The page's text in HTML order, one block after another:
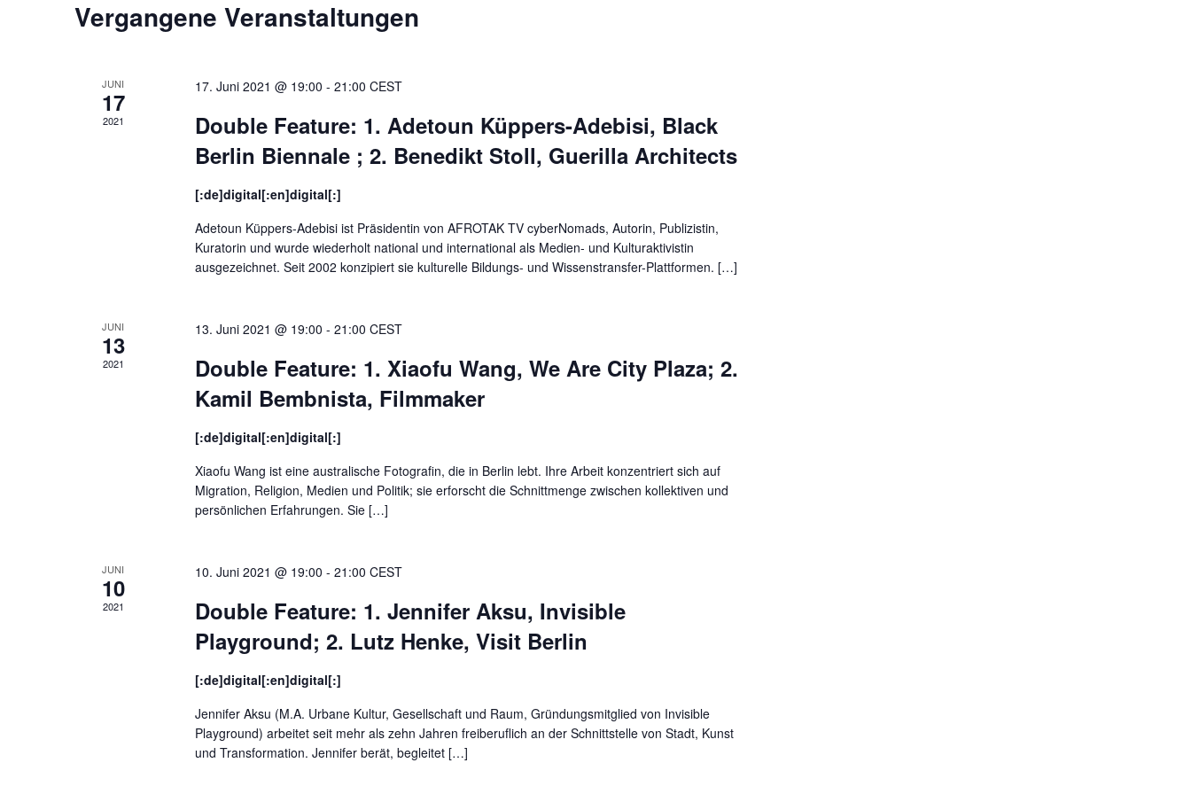
Vergangene Veranstaltungen
JUNI
17
2021
17. Juni 2021 @ 19:00 - 21:00 CEST
Double Feature: 1. Adetoun Küppers-Adebisi, Black
Berlin Biennale ; 2. Benedikt Stoll, Guerilla Architects
[:de]digital[:en]digital[:]
Adetoun Küppers-Adebisi ist Präsidentin von AFROTAK TV cyberNomads, Autorin, Publizistin,
Kuratorin und wurde wiederholt national und international als Medien- und Kulturaktivistin
ausgezeichnet. Seit 2002 konzipiert sie kulturelle Bildungs- und Wissenstransfer-Plattformen. […]
JUNI
13
2021
13. Juni 2021 @ 19:00 - 21:00 CEST
Double Feature: 1. Xiaofu Wang, We Are City Plaza; 2.
Kamil Bembnista, Filmmaker
[:de]digital[:en]digital[:]
Xiaofu Wang ist eine australische Fotografin, die in Berlin lebt. Ihre Arbeit konzentriert sich auf
Migration, Religion, Medien und Politik; sie erforscht die Schnittmenge zwischen kollektiven und
persönlichen Erfahrungen. Sie […]
JUNI
10
2021
10. Juni 2021 @ 19:00 - 21:00 CEST
Double Feature: 1. Jennifer Aksu, Invisible
Playground; 2. Lutz Henke, Visit Berlin
[:de]digital[:en]digital[:]
Jennifer Aksu (M.A. Urbane Kultur, Gesellschaft und Raum, Gründungsmitglied von Invisible
Playground) arbeitet seit mehr als zehn Jahren freiberuflich an der Schnittstelle von Stadt, Kunst
und Transformation. Jennifer berät, begleitet […]